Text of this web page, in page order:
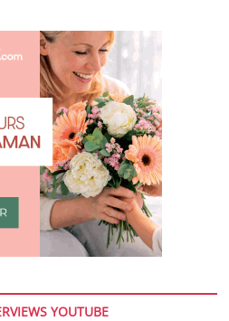
YOUTUBE